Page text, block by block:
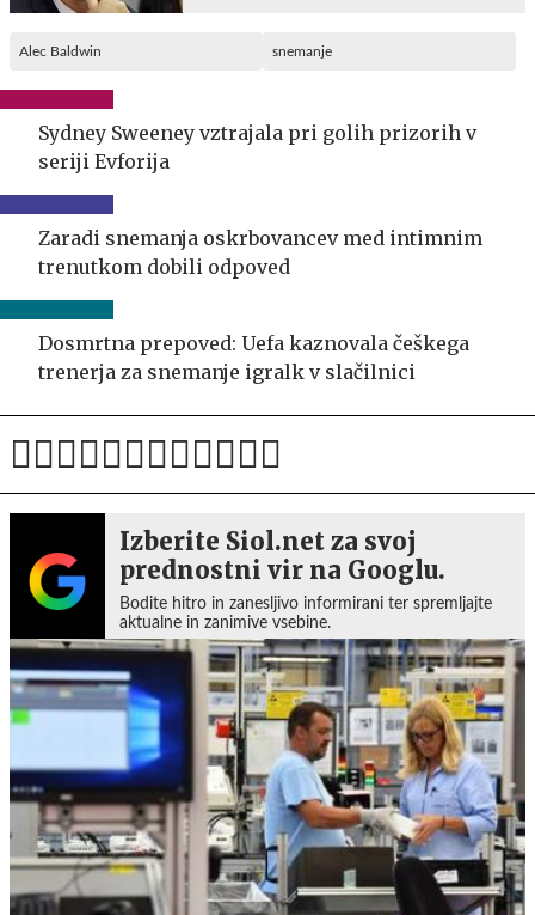
Alec Baldwin snemanje
Sydney Sweeney vztrajala pri golih prizorih v
seriji Evforija
Zaradi snemanja oskrbovancev med intimnim
trenutkom dobili odpoved
Dosmrtna prepoved: Uefa kaznovala češkega
trenerja za snemanje igralk v slačilnici
Izberite Siol.net za svoj
prednostni vir na Googlu.
Bodite hitro in zanesljivo informirani ter spremljajte
aktualne in zanimive vsebine.